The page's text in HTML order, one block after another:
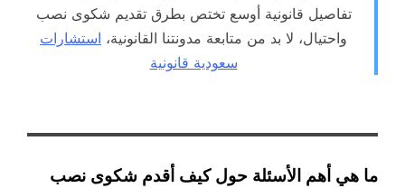
تفاصيل قانونية أوسع تختص بطرق تقديم شكوى نصب
واحتيال، لا بد من متابعة مدونتنا القانونية، استشارات
سعودية قانونية
ما هي أهم الأسئلة حول كيف أقدم شكوى نصب